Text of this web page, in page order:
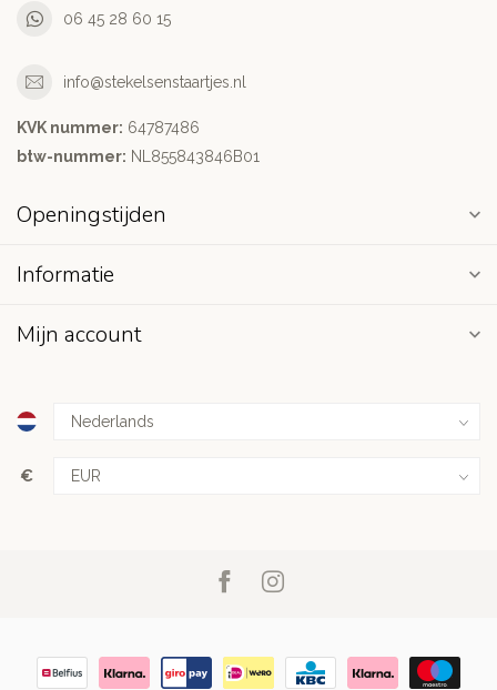
06 45 28 60 15
info@stekelsenstaartjes.nl
KVK nummer: 64787486
btw-nummer: NL855843846B01
Openingstijden
Informatie
Mijn account
€